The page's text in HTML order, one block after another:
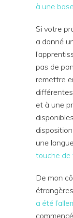
à une
Si votre
a donné
pas de
remettre
et à une
une langue
touche de
De mon
a été